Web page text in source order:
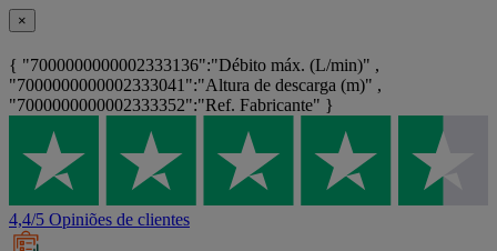
×
{ "7000000000002333136":"Débito máx. (L/min)" ,
"7000000000002333041":"Altura de descarga (m)" ,
"7000000000002333352":"Ref. Fabricante" }
4,4/5 Opiniões de clientes